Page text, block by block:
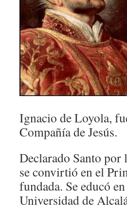
Ignacio de Loyola,
Compañía de Jesús.
Declarado Santo
se convirtió en el
fundada. Se educó
Universidad de